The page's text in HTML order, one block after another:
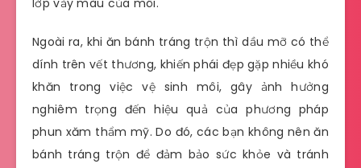
Ngoài ra, khi ăn bánh tráng trộn thì dầu mỡ có thể
dính trên vết thương, khiến phái đẹp gặp nhiều khó
khăn trong việc vệ sinh môi, gây ảnh hưởng
nghiêm trọng đến hiệu quả của phương pháp
phun xăm thẩm mỹ. Do đó, các bạn không nên ăn
bánh tráng trộn để đảm bảo sức khỏe và tránh